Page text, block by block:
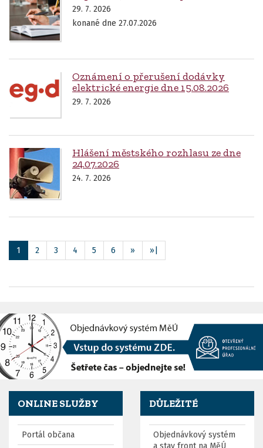
29. 7. 2026
konané dne 27.07.2026
Oznámení o přerušení dodávky
elektrické energie dne 15.08.2026
29. 7. 2026
Hlášení městského rozhlasu ze dne
24.07.2026
24. 7. 2026
1 2 3 4 5 6 » »|
ONLINE SLUŽBY
Portál občana
DŮLEŽITÉ
Objednávkový systém